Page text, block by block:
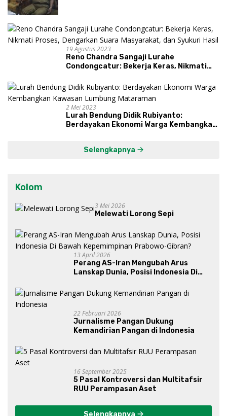
19 Agustus 2023
Reno Chandra Sangaji Lurahe
Condongcatur: Bekerja Keras, Nikmati
dan Syukuri Hasil
2 Mei 2023
Lurah Bendung Didik Rubiyanto:
Berdayakan Ekonomi Warga Kembangkan
Selengkapnya
Kolom
3 Mei 2026
Melewati Lorong Sepi
13 April 2026
Perang AS-Iran Mengubah Arus
Lanskap Dunia, Posisi Indonesia Di
Gibran?
22 Februari 2026
Jurnalisme Pangan Dukung
Kemandirian Pangan di Indonesia
16 September 2025
5 Pasal Kontroversi dan Multitafsir
RUU Perampasan Aset